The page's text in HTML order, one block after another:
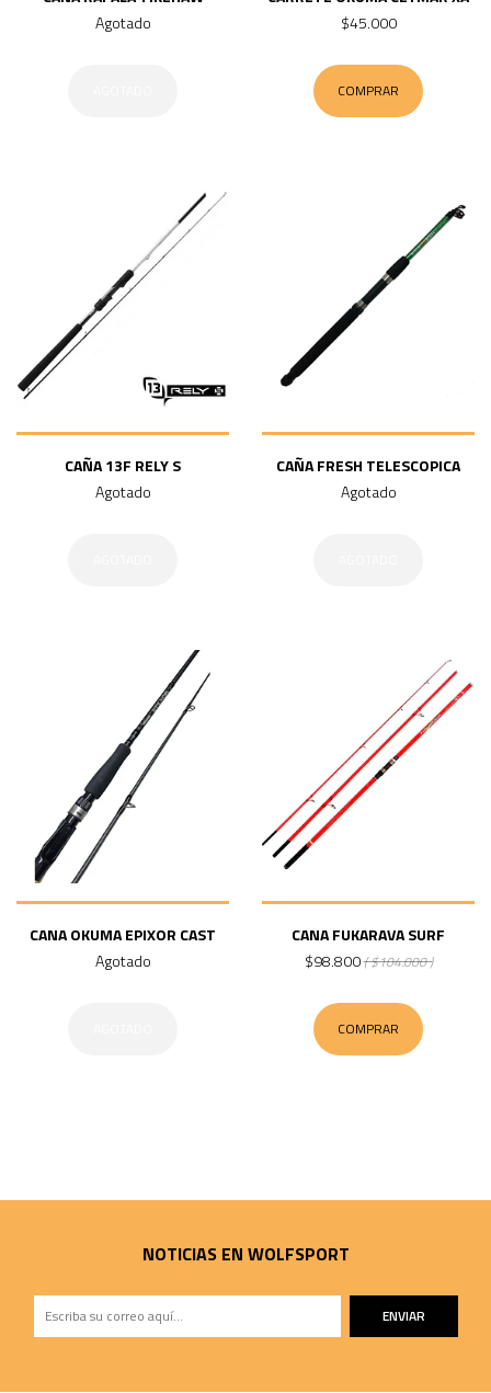
Agotado
$45.000
COMPRAR
CAÑA 13F RELY S
Agotado
CAÑA FRESH TELESCOPICA
Agotado
CANA OKUMA EPIXOR CAST
Agotado
CANA FUKARAVA SURF
$98.800( $104.000 )
COMPRAR
NOTICIAS EN WOLFSPORT
ENVIAR